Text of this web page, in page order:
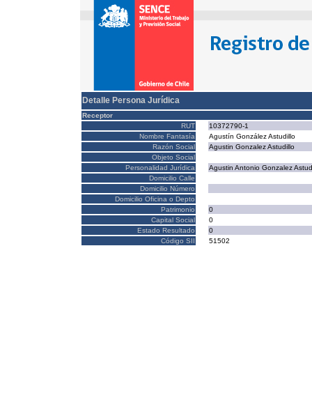
Detalle Persona Jurídica
Receptor
RUT
10372790-1
Nombre Fantasía
Agustín González Astudillo
Razón Social
Agustin Gonzalez Astudillo
Objeto Social
Personalidad Jurídica
Agustin Antonio Gonzalez
Domicilio Calle
Domicilio Número
Domicilio Oficina o Depto
Patrimonio
0
Capital Social
0
Estado Resultado
0
Código SII
51502